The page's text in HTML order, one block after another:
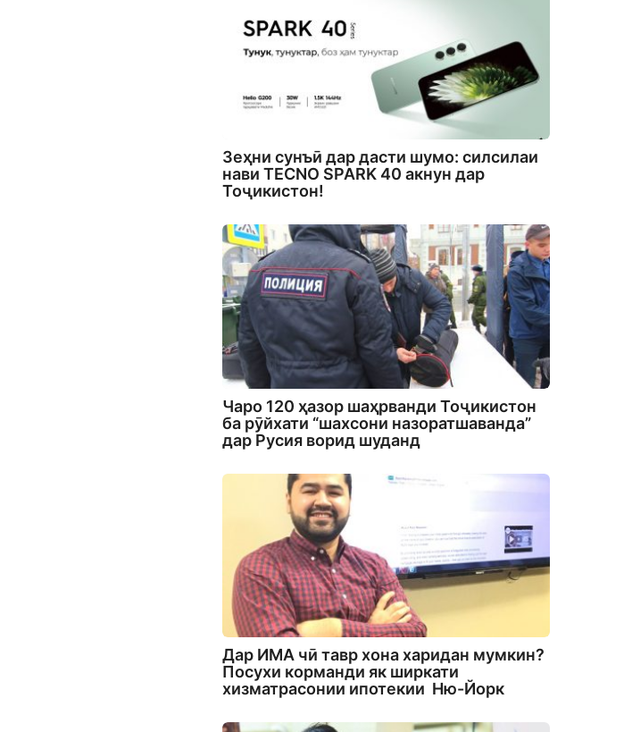
Зеҳни сунъӣ дар дасти шумо: силсилаи
нави TECNO SPARK 40 акнун дар
Тоҷикистон!
Чаро 120 ҳазор шаҳрванди Тоҷикистон
ба рӯйхати “шахсони назоратшаванда”
дар Русия ворид шуданд
Дар ИМА чӣ тавр хона харидан мумкин?
Посухи корманди як ширкати
хизматрасонии ипотекии Ню-Йорк